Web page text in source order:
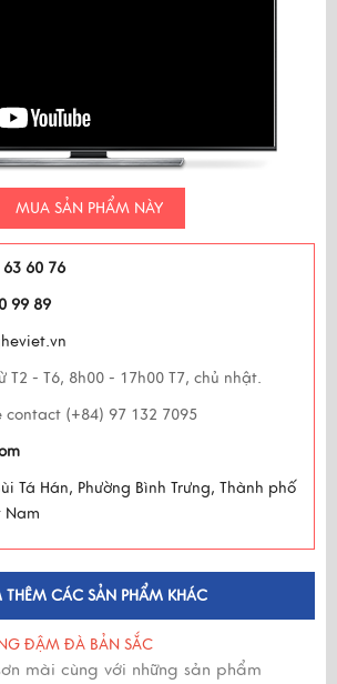
MUA SẢN PHẨM NÀY
60 76
99 89
T2 - T6, 8h00 - 17h00 T7, chủ nhật.
contact (+84) 97 132 7095
Tá Hán, Phường Bình Trưng, Thành phố
Nam
THÊM CÁC SẢN PHẨM KHÁC
ĐẬM ĐÀ BẢN SẮC
mài cùng với những sản phẩm